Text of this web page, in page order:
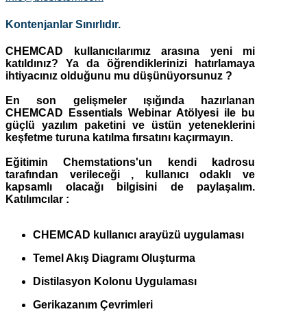
Kontenjanlar Sınırlıdır.
CHEMCAD kullanıcılarımız arasına yeni mi
katıldınız? Ya da öğrendiklerinizi hatırlamaya
ihtiyacınız olduğunu mu düşünüyorsunuz ?
En son gelişmeler ışığında hazırlanan
CHEMCAD Essentials Webinar Atölyesi ile bu
güçlü yazılım paketini ve üstün yeteneklerini
keşfetme turuna katılma fırsatını kaçırmayın.
Eğitimin Chemstations'un kendi kadrosu
tarafından verileceği , kullanıcı odaklı ve
kapsamlı olacağı bilgisini de paylaşalım.
Katılımcılar :
CHEMCAD kullanıcı arayüzü uygulaması
Temel Akış Diagramı Oluşturma
Distilasyon Kolonu Uygulaması
Gerikazanım Çevrimleri